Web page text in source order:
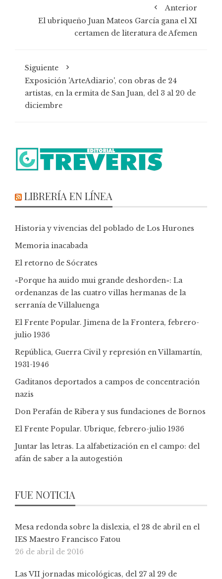
Anterior
El ubriqueño Juan Mateos García gana el XI
certamen de literatura de Afemen
Siguiente
Exposición 'ArteAdiario', con obras de 24
artistas, en la ermita de San Juan, del 3 al 20 de
diciembre
LIBRERÍA EN LÍNEA
Historia y vivencias del poblado de Los Hurones
Memoria inacabada
El retorno de Sócrates
«Porque ha auido mui grande deshorden»: La
ordenanzas de las cuatro villas hermanas de la
serranía de Villaluenga
El Frente Popular. Jimena de la Frontera, febrero-
julio 1936
República, Guerra Civil y represión en Villamartín,
1931-1946
Gaditanos deportados a campos de concentración
nazis
Don Perafán de Ribera y sus fundaciones de Bornos
El Frente Popular. Ubrique, febrero-julio 1936
Juntar las letras. La alfabetización en el campo: del
afán de saber a la autogestión
FUE NOTICIA
Mesa redonda sobre la dislexia, el 28 de abril en el
IES Maestro Francisco Fatou
26 de abril de 2016
Las VII jornadas micológicas, del 27 al 29 de